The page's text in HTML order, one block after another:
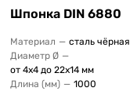
Шпонка DIN 6880
Материал — сталь чёрная
Диаметр Ø —
от 4х4 до 22х14 мм
Длина (мм) — 1000